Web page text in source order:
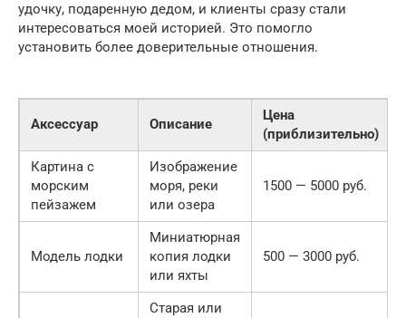
удочку, подаренную дедом, и клиенты сразу стали
интересоваться моей историей. Это помогло
установить более доверительные отношения.
Аксессуар Описание
Цена
(приблизительно)
Картина с
морским
пейзажем
Изображение
моря, реки
или озера
1500 — 5000 руб.
Модель лодки
Миниатюрная
копия лодки
или яхты
500 — 3000 руб.
Старая или